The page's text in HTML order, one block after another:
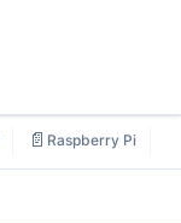
📄 Raspberry Pi